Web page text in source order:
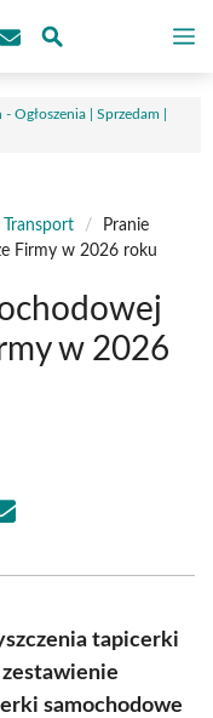
Ogłoszenia | Sprzedam |
/
Pranie
Firmy w 2026 roku
w 2026
Share
tapicerki
samochodowe